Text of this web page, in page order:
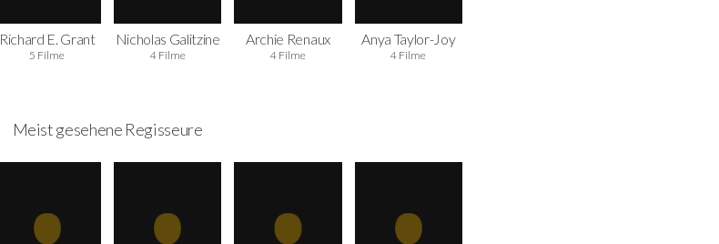
Richard E. Grant
5 Filme
Nicholas Galitzine
4 Filme
Archie Renaux
4 Filme
Anya Taylor-Joy
4 Filme
Meist gesehene Regisseure